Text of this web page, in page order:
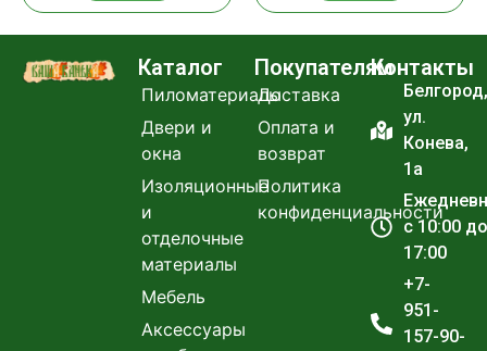
Каталог
Пиломатериалы
Двери и
окна
Изоляционные
и
отделочные
материалы
Мебель
Аксессуары
Покупателям
Доставка
Оплата и
возврат
Политика
конфиденциальности
Контакты
Белгород,
ул.
Конева,
1а
с 10:00 до
17:00
+7-
951-
157-90-